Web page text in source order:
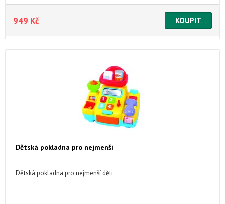
949 Kč
Dětská pokladna pro nejmenší
Dětská pokladna pro nejmenší děti